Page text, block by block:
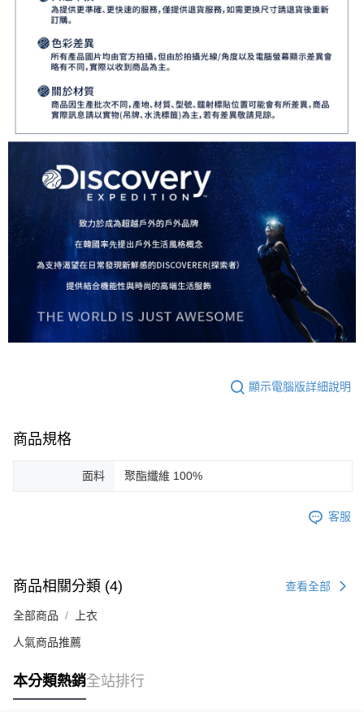
顯示電腦版詳細說明
商品規格
面料 聚酯纖維 100%
客服
商品相關分類 (4) 查看全部
全部商品 上衣
人氣商品推薦
本分類熱銷全站排行